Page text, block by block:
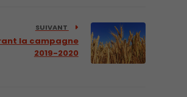
SUIVANT
la campagne
2019-2020